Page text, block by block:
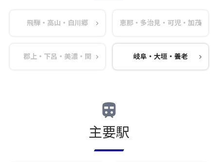
飛騨・高山・白川郷 恵那・多治見・可児・加茂
郡上・下呂・美濃・関 岐阜・大垣・養老
主要駅